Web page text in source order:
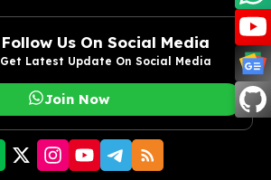
Follow Us On Social Media
Get Latest Update On Social Media
Join Now